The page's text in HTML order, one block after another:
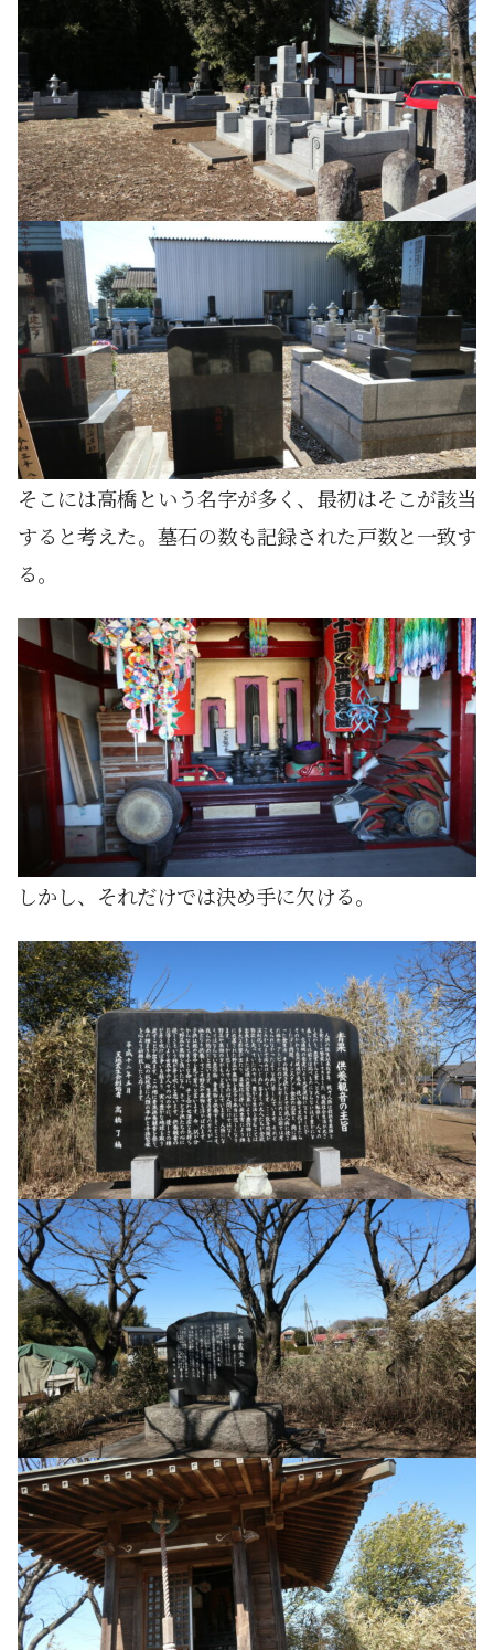
そこには高橋という名字が多く、最初はそこが該当
すると考えた。墓石の数も記録された戸数と一致す
る。
しかし、それだけでは決め手に欠ける。